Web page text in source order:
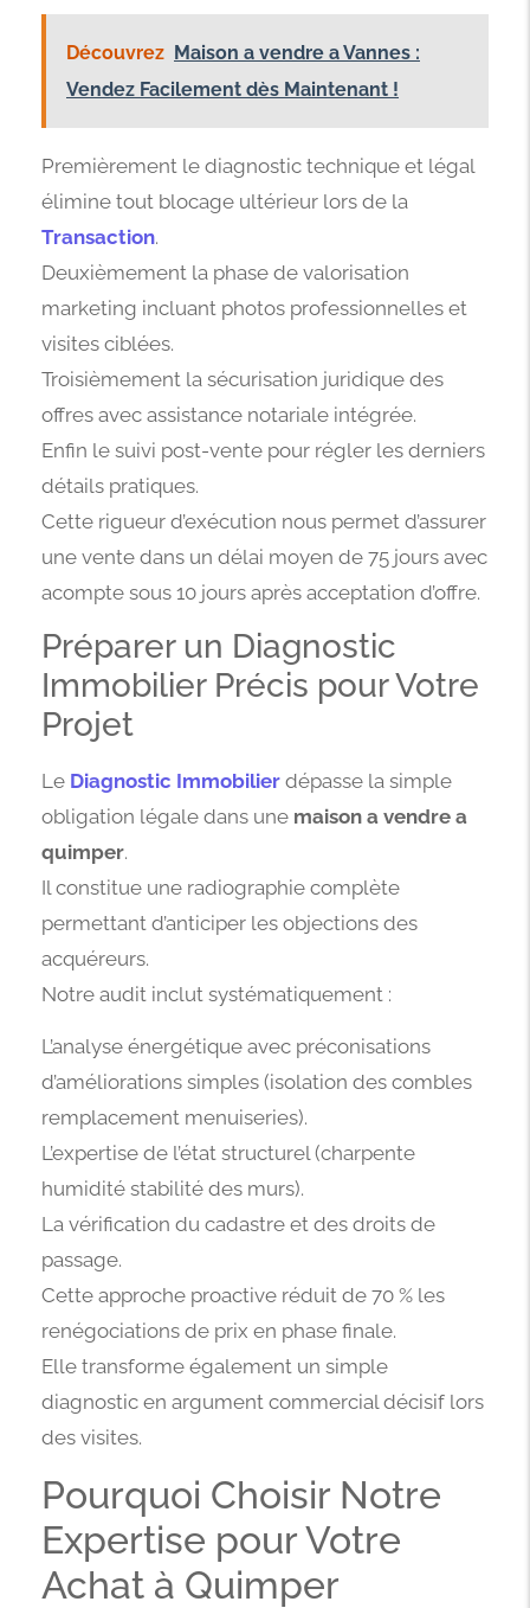
Découvrez Maison a vendre a Vannes :
Vendez Facilement dès Maintenant !
Premièrement le diagnostic technique et légal
élimine tout blocage ultérieur lors de la
Transaction.
Deuxièmement la phase de valorisation
marketing incluant photos professionnelles et
visites ciblées.
Troisièmement la sécurisation juridique des
offres avec assistance notariale intégrée.
Enfin le suivi post-vente pour régler les derniers
détails pratiques.
Cette rigueur d’exécution nous permet d’assurer
une vente dans un délai moyen de 75 jours avec
acompte sous 10 jours après acceptation d’offre.
Préparer un Diagnostic
Immobilier Précis pour Votre
Projet
Le Diagnostic Immobilier dépasse la simple
obligation légale dans une maison a vendre a
quimper.
Il constitue une radiographie complète
permettant d’anticiper les objections des
acquéreurs.
Notre audit inclut systématiquement :
L’analyse énergétique avec préconisations
d’améliorations simples (isolation des combles
remplacement menuiseries).
L’expertise de l’état structurel (charpente
humidité stabilité des murs).
La vérification du cadastre et des droits de
passage.
Cette approche proactive réduit de 70 % les
renégociations de prix en phase finale.
Elle transforme également un simple
diagnostic en argument commercial décisif lors
des visites.
Pourquoi Choisir Notre
Expertise pour Votre
Achat à Quimper